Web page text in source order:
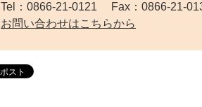
Tel：0866-21-0121 Fax：0866-21-
お問い合わせはこちらから